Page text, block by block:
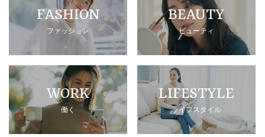
FASHION
ファッション
BEAUTY
ビューティ
WORK
働く
LIFESTYLE
ライフスタイル